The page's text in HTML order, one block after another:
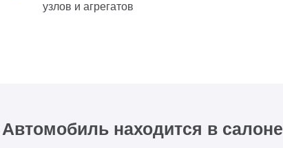
узлов и агрегатов
Автомобиль находится в салоне